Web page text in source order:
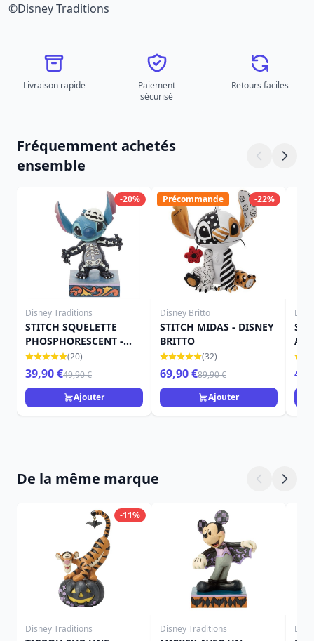
©Disney Traditions
Livraison rapide
Paiement
sécurisé
Retours faciles
Fréquemment achetés
ensemble
-20%
Disney Traditions
STITCH SQUELETTE
PHOSPHORESCENT -
DISNEY TRADITIONS
(20)
39,90 €49,90 €
Ajouter
-22%
Précommande
Disney Britto
STITCH MIDAS - DISNEY
BRITTO
(32)
69,90 €89,90 €
Ajouter
De la même marque
-11%
Disney Traditions Disney Traditions